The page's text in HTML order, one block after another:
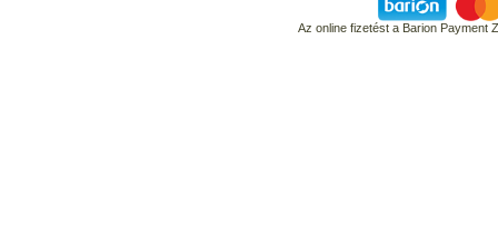
Az online fizetést a Barion Payment